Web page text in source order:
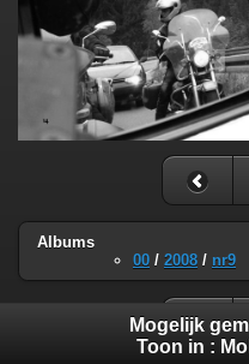
Albums
00 / 2008 / nr9
Mogelijk
Toon in :